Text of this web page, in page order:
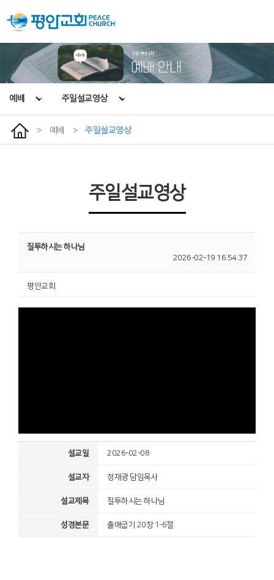
예배 주일설교영상
> 예배 > 주일설교영상
주일설교영상
질투하시는 하나님
2026-02-19 16:54:37
평안교회
설교일 2026-02-08
설교자 정재광 담임목사
설교제목 질투하시는 하나님
성경본문 출애굽기 20장 1-6절